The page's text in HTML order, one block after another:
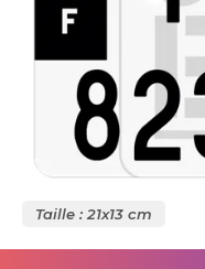
Taille : 21x13 cm